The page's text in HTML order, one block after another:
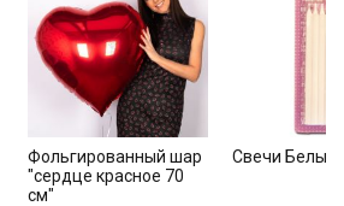
Фольгированный шар
"сердце красное 70
см"
Свечи Белые